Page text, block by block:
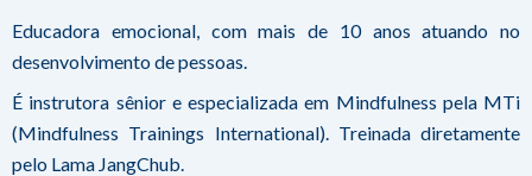
Educadora emocional, com mais de 10 anos atuando no
desenvolvimento de pessoas.
É instrutora sênior e especializada em Mindfulness pela MTi
(Mindfulness Trainings International). Treinada diretamente
pelo Lama JangChub.